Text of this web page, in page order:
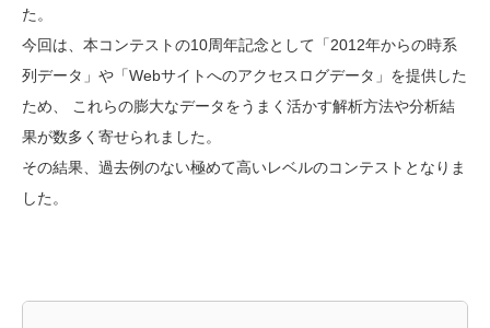
た。
今回は、本コンテストの10周年記念として「2012年からの時系
列データ」や「Webサイトへのアクセスログデータ」を提供した
ため、 これらの膨大なデータをうまく活かす解析方法や分析結
果が数多く寄せられました。
その結果、過去例のない極めて高いレベルのコンテストとなりま
した。